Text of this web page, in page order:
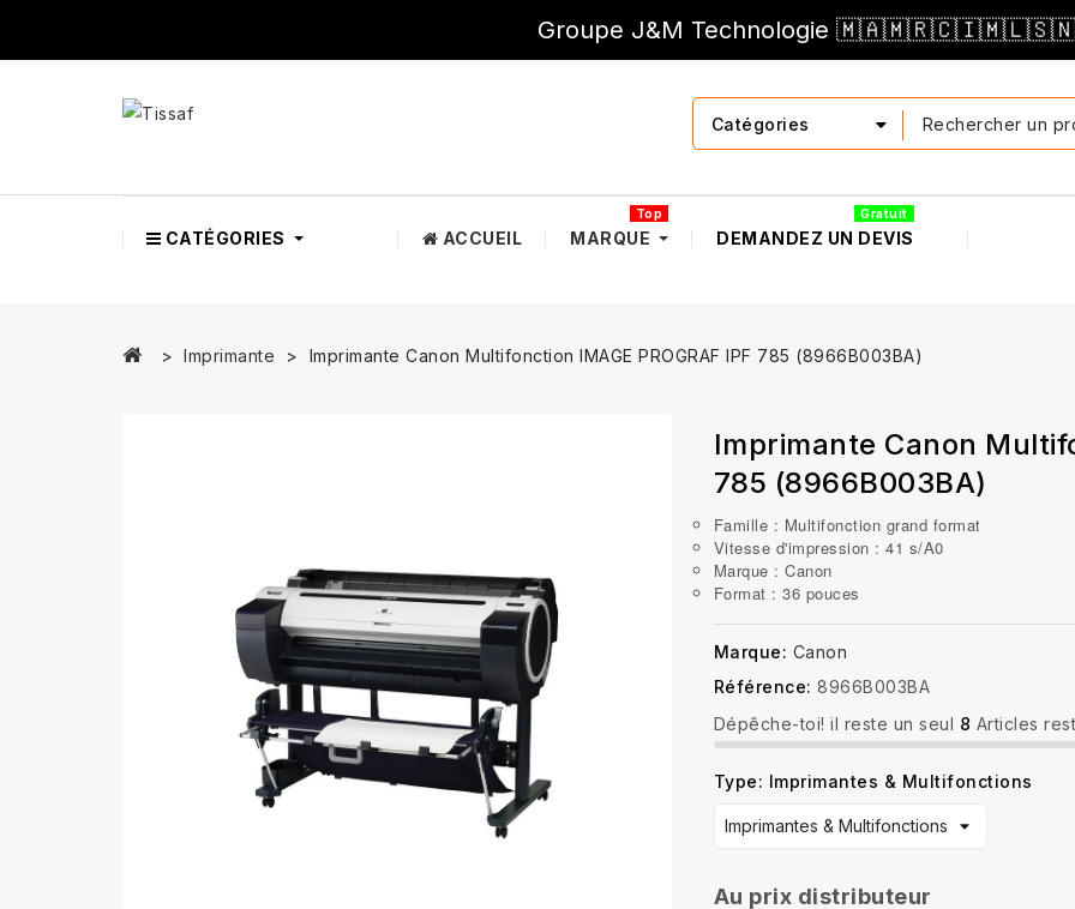
Groupe J&M Technologie 🇲🇦🇲🇷🇨🇮🇲🇱🇸🇳
Catégories
CATÉGORIES ACCUEIL MARQUE
Top
DEMANDEZ UN DEVIS
Gratuit
Imprimante Imprimante Canon Multifonction IMAGE PROGRAF IPF 785 (8966B003BA)
Imprimante Canon
785 (8966B003BA)
Famille : Multifonction grand format
Vitesse d'impression : 41 s/A0
Marque : Canon
Format : 36 pouces
Marque: Canon
Référence: 8966B003BA
Dépêche-toi! il reste un seul 8 Articles
Type: Imprimantes & Multifonctions
Au prix distributeur